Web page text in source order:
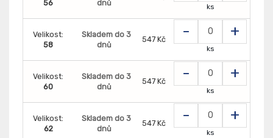
56 dnů ks
Velikost:
58
Skladem do 3
dnů
547 Kč - +
ks
Velikost:
60
Skladem do 3
dnů
547 Kč - +
ks
Velikost:
62
Skladem do 3
dnů
547 Kč - +
ks